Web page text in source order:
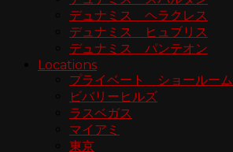
デュナミス ヘラクレス
デュナミス ヒュブリス
デュナミス パンテオン
Locations
プライベート ショールーム
ビバリーヒルズ
ラスベガス
マイアミ
東京